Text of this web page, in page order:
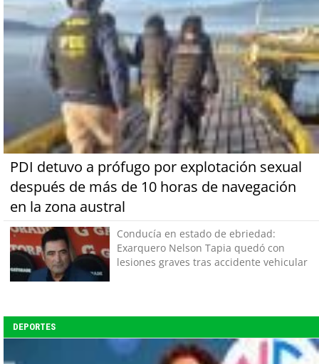
PDI detuvo a prófugo por explotación sexual
después de más de 10 horas de navegación
en la zona austral
Conducía en estado de ebriedad:
Exarquero Nelson Tapia quedó con
lesiones graves tras accidente vehicular
DEPORTES